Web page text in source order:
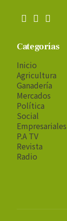
Categorías
Inicio
Agricultura
Ganadería
Mercados
Política
Social
Empresariales
P.A TV
Revista
Radio